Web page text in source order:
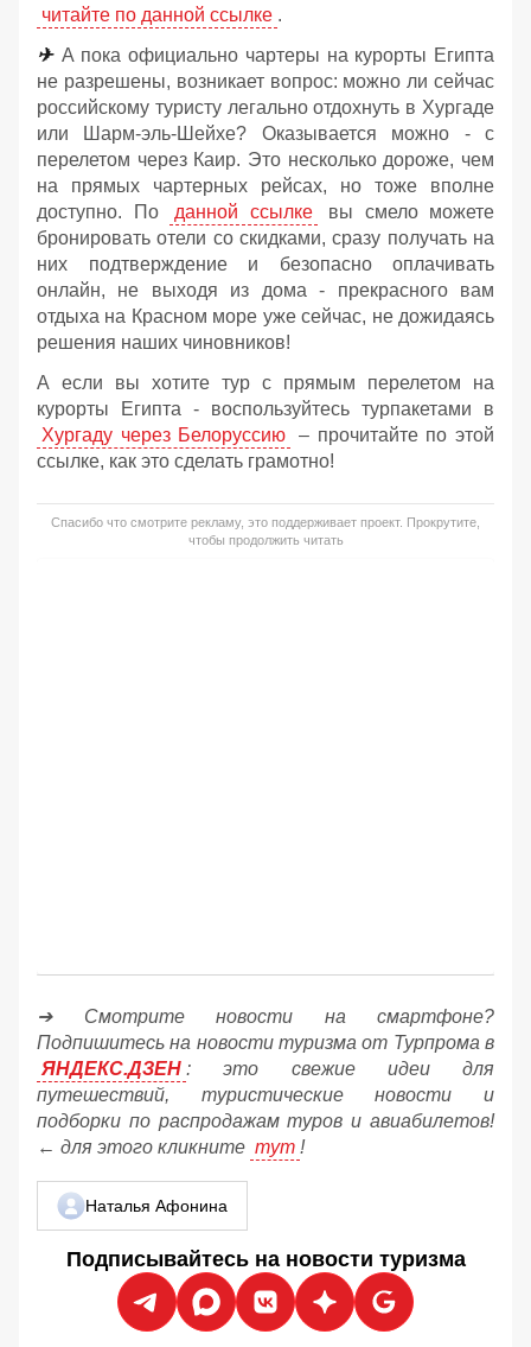
читайте по данной ссылке .
✈А пока официально чартеры на курорты Египта
не разрешены, возникает вопрос: можно ли сейчас
российскому туристу легально отдохнуть в Хургаде
или Шарм-эль-Шейхе? Оказывается можно - с
перелетом через Каир. Это несколько дороже, чем
на прямых чартерных рейсах, но тоже вполне
доступно. По
данной ссылке
вы смело можете
бронировать отели со скидками, сразу получать на
них подтверждение и безопасно оплачивать
онлайн, не выходя из дома - прекрасного вам
отдыха на Красном море уже сейчас, не дожидаясь
решения наших чиновников!
А если вы хотите тур с прямым перелетом на
курорты Египта - воспользуйтесь турпакетами в
Хургаду через Белоруссию
– прочитайте по этой
ссылке, как это сделать грамотно!
Спасибо что смотрите рекламу, это поддерживает проект. Прокрутите,
чтобы продолжить читать
➔ Смотрите новости на смартфоне?
Подпишитесь на новости туризма от Турпрома в
ЯНДЕКС.ДЗЕН : это свежие идеи для
путешествий, туристические новости и
подборки по распродажам туров и авиабилетов!
← для этого кликните тут !
Наталья Афонина
Подписывайтесь на новости туризма